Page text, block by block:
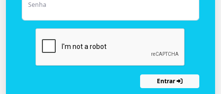
Senha
Entrar